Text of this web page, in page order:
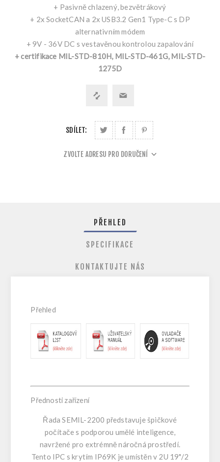
+ Pasivně chlazený, bezvětrákový
+ 2x SocketCAN a 2x USB3.2 Gen1 Type-C s DP
alternativním módem
+ 9V - 36V DC s vestavěnou kontrolou zapalování
+ certifikace MIL-STD-810H, MIL-STD-461G, MIL-STD-
1275D
SDÍLET:
ZVOLTE ADRESU PRO DORUČENÍ
PŘEHLED
SPECIFIKACE
KONTAKTUJTE NÁS
Přehled
Přednosti zařízení
Řada SEMIL-2200 představuje špičkové
počítače s podporou umělé inteligence,
navržené pro extrémně náročná prostředí.
Tento IPC s krytím IP69K je umístěn v 2U 19"/2